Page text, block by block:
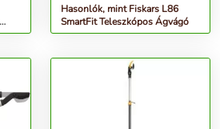
Hasonlók, mint Fiskars L86
SmartFit Teleszkópos Ágvágó